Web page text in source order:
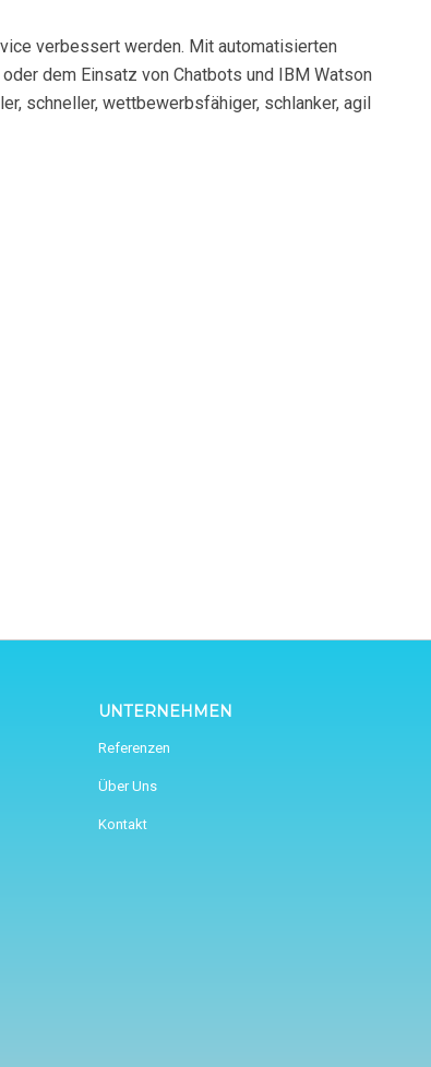
verbessert werden. Mit automatisierten
dem Einsatz von Chatbots und IBM Watson
schneller, wettbewerbsfähiger, schlanker, agil
UNTERNEHMEN
Referenzen
Über Uns
Kontakt